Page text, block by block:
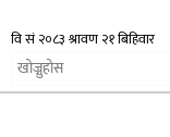
समाचार
प्रदेश